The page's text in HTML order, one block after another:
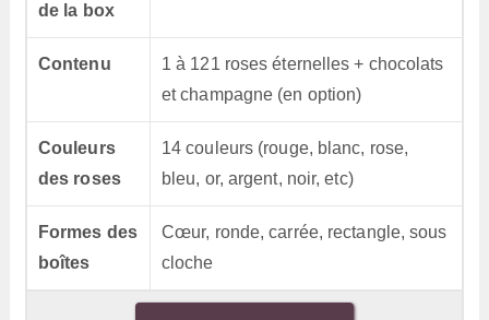
de la box
Contenu
1 à 121 roses éternelles + chocolats
et champagne (en option)
Couleurs
des roses
14 couleurs (rouge, blanc, rose,
bleu, or, argent, noir, etc)
Formes des
boîtes
Cœur, ronde, carrée, rectangle, sous
cloche